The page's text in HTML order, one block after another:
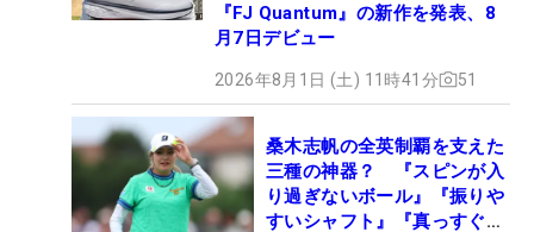
『FJ Quantum』の新作を発表、8
月7日デビュー
2026年8月1日 (土) 11時41分 51
桑木志帆の全英制覇を支えた
三種の神器？ 『スピンが入
り過ぎないボール』『振りや
すいシャフト』『真っすぐ飛